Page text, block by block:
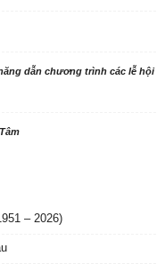
dẫn chương trình các lễ hội
– 2026)